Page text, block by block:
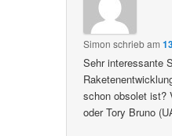
Simon schriebam
Sehr interessante
schon obsolet ist?
oder Tory Bruno